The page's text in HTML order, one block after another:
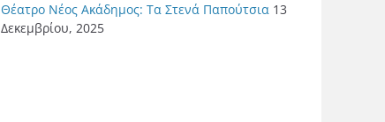
Θέατρο Νέος Ακάδημος: Τα Στενά Παπούτσια 13
Δεκεμβρίου, 2025